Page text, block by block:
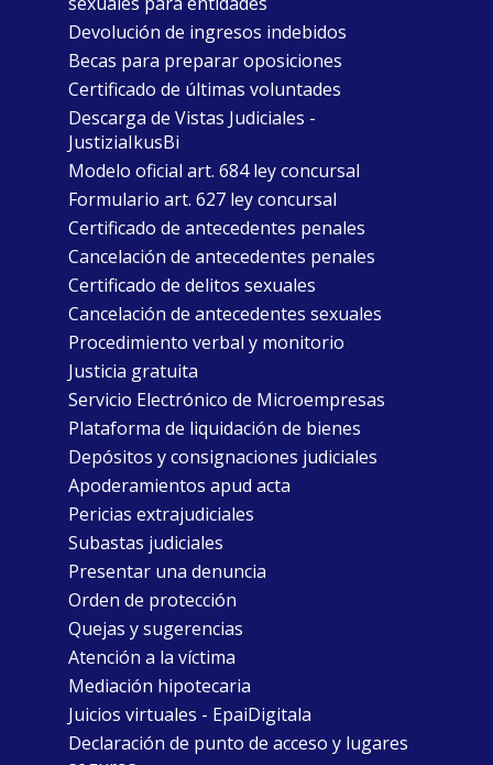
Devolución de ingresos indebidos
Becas para preparar oposiciones
Certificado de últimas voluntades
Descarga de Vistas Judiciales -
JustiziaIkusBi
Modelo oficial art. 684 ley concursal
Formulario art. 627 ley concursal
Certificado de antecedentes penales
Cancelación de antecedentes penales
Certificado de delitos sexuales
Cancelación de antecedentes sexuales
Procedimiento verbal y monitorio
Justicia gratuita
Servicio Electrónico de Microempresas
Plataforma de liquidación de bienes
Depósitos y consignaciones judiciales
Apoderamientos apud acta
Pericias extrajudiciales
Subastas judiciales
Presentar una denuncia
Orden de protección
Quejas y sugerencias
Atención a la víctima
Mediación hipotecaria
Juicios virtuales - EpaiDigitala
Declaración de punto de acceso y lugares